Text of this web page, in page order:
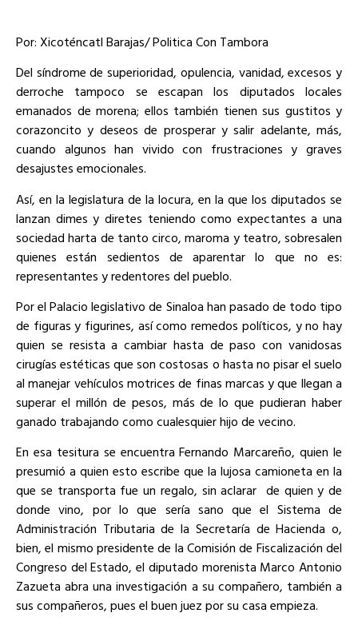
Por: Xicoténcatl Barajas/ Politica Con Tambora
Del síndrome de superioridad, opulencia, vanidad, excesos y
derroche tampoco se escapan los diputados locales
emanados de morena; ellos también tienen sus gustitos y
corazoncito y deseos de prosperar y salir adelante, más,
cuando algunos han vivido con frustraciones y graves
desajustes emocionales.
Así, en la legislatura de la locura, en la que los diputados se
lanzan dimes y diretes teniendo como expectantes a una
sociedad harta de tanto circo, maroma y teatro, sobresalen
quienes están sedientos de aparentar lo que no es:
representantes y redentores del pueblo.
Por el Palacio legislativo de Sinaloa han pasado de todo tipo
de figuras y figurines, así como remedos políticos, y no hay
quien se resista a cambiar hasta de paso con vanidosas
cirugías estéticas que son costosas o hasta no pisar el suelo
al manejar vehículos motrices de finas marcas y que llegan a
superar el millón de pesos, más de lo que pudieran haber
ganado trabajando como cualesquier hijo de vecino.
En esa tesitura se encuentra Fernando Marcareño, quien le
presumió a quien esto escribe que la lujosa camioneta en la
que se transporta fue un regalo, sin aclarar de quien y de
donde vino, por lo que sería sano que el Sistema de
Administración Tributaria de la Secretaría de Hacienda o,
bien, el mismo presidente de la Comisión de Fiscalización del
Congreso del Estado, el diputado morenista Marco Antonio
Zazueta abra una investigación a su compañero, también a
sus compañeros, pues el buen juez por su casa empieza.